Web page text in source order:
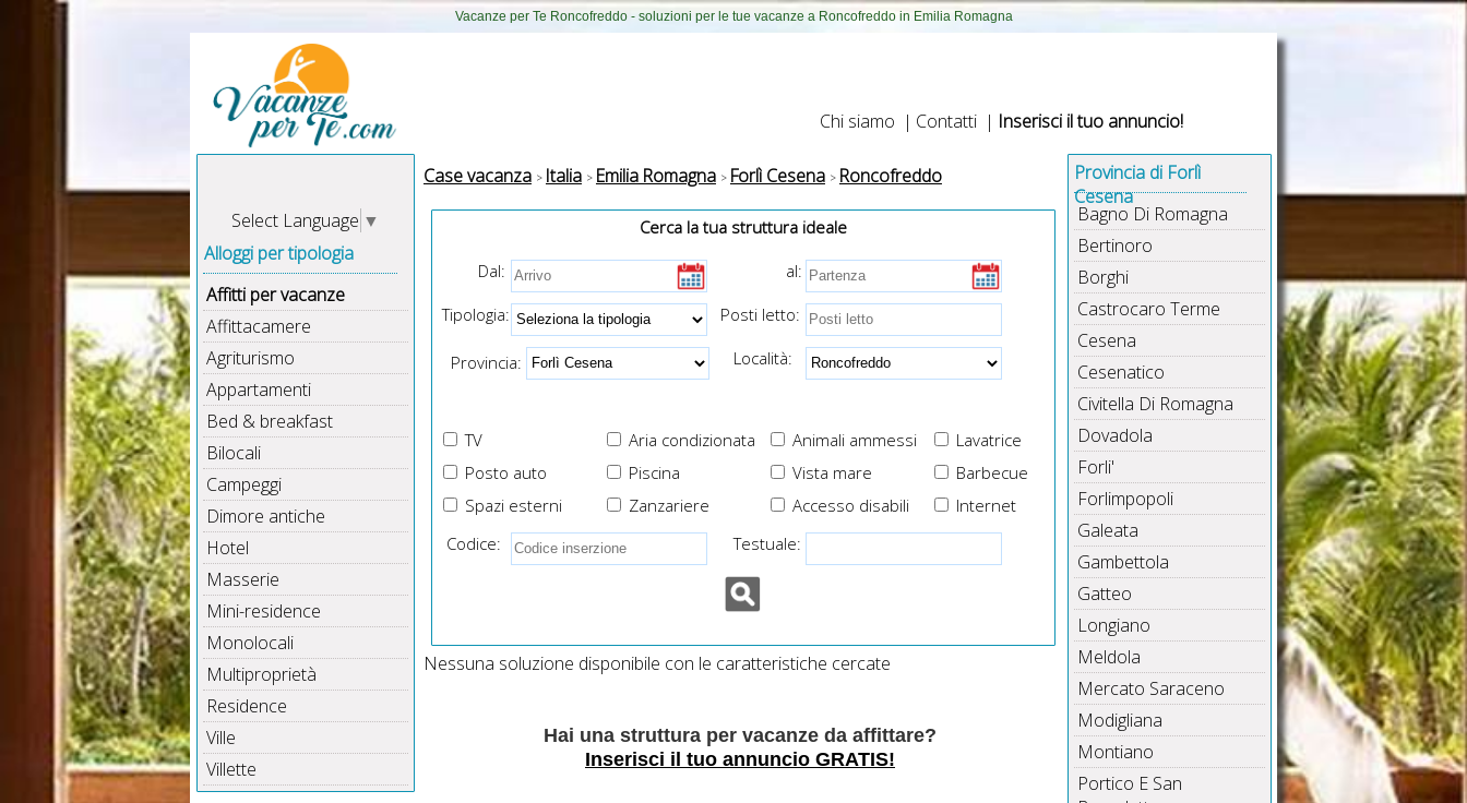
Vacanze per Te Roncofreddo - soluzioni per le tue vacanze a Roncofreddo in Emilia Romagna
Chi siamo | Contatti | Inserisci il tuo annuncio!
Select Language ▼
Alloggi per tipologia
Affitti per vacanze
Affittacamere
Agriturismo
Appartamenti
Bed & breakfast
Bilocali
Campeggi
Dimore antiche
Hotel
Masserie
Mini-residence
Monolocali
Multiproprietà
Residence
Ville
Villette
Case vacanza Italia Emilia Romagna Forlì Cesena Roncofreddo
Cerca la tua struttura ideale
Dal:
al:
Tipologia:
Posti letto:
Provincia: Località:
TV Aria condizionata Animali ammessi
Lavatrice
Posto auto
Piscina Vista mare
Barbecue
Spazi esterni
Zanzariere Internet
Accesso disabili
Codice:
Testuale:
Nessuna soluzione disponibile con le caratteristiche cercate
Hai una struttura per vacanze da affittare?
Inserisci il tuo annuncio GRATIS!
Provincia di Forlì
Cesena
Bagno Di Romagna
Bertinoro
Borghi
Castrocaro Terme
Cesena
Cesenatico
Civitella Di Romagna
Dovadola
Forli'
Forlimpopoli
Galeata
Gambettola
Gatteo
Longiano
Meldola
Mercato Saraceno
Modigliana
Montiano
Portico E San